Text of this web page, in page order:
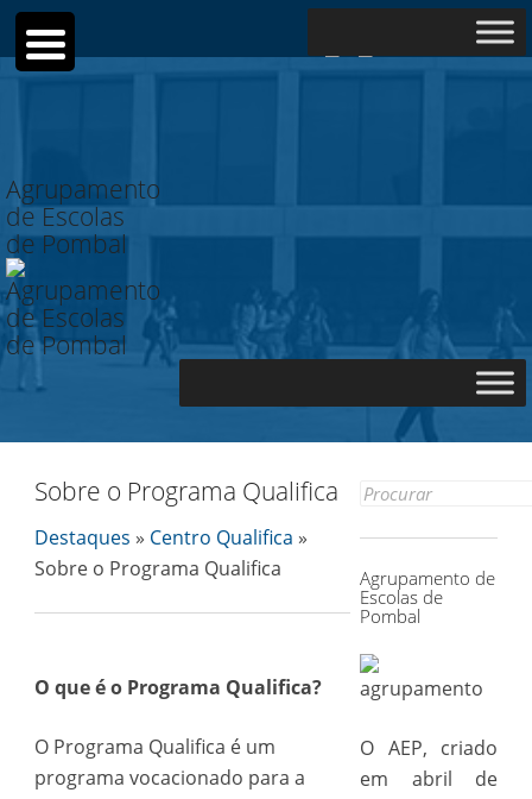
Agrupamento
de Escolas
de Pombal
Sobre o Programa Qualifica
Destaques » Centro Qualifica »
Sobre o Programa Qualifica
O que é o Programa Qualifica?
O Programa Qualifica é um
programa vocacionado para a
Search
Agrupamento de
Escolas de
Pombal
O AEP, criado
em abril de